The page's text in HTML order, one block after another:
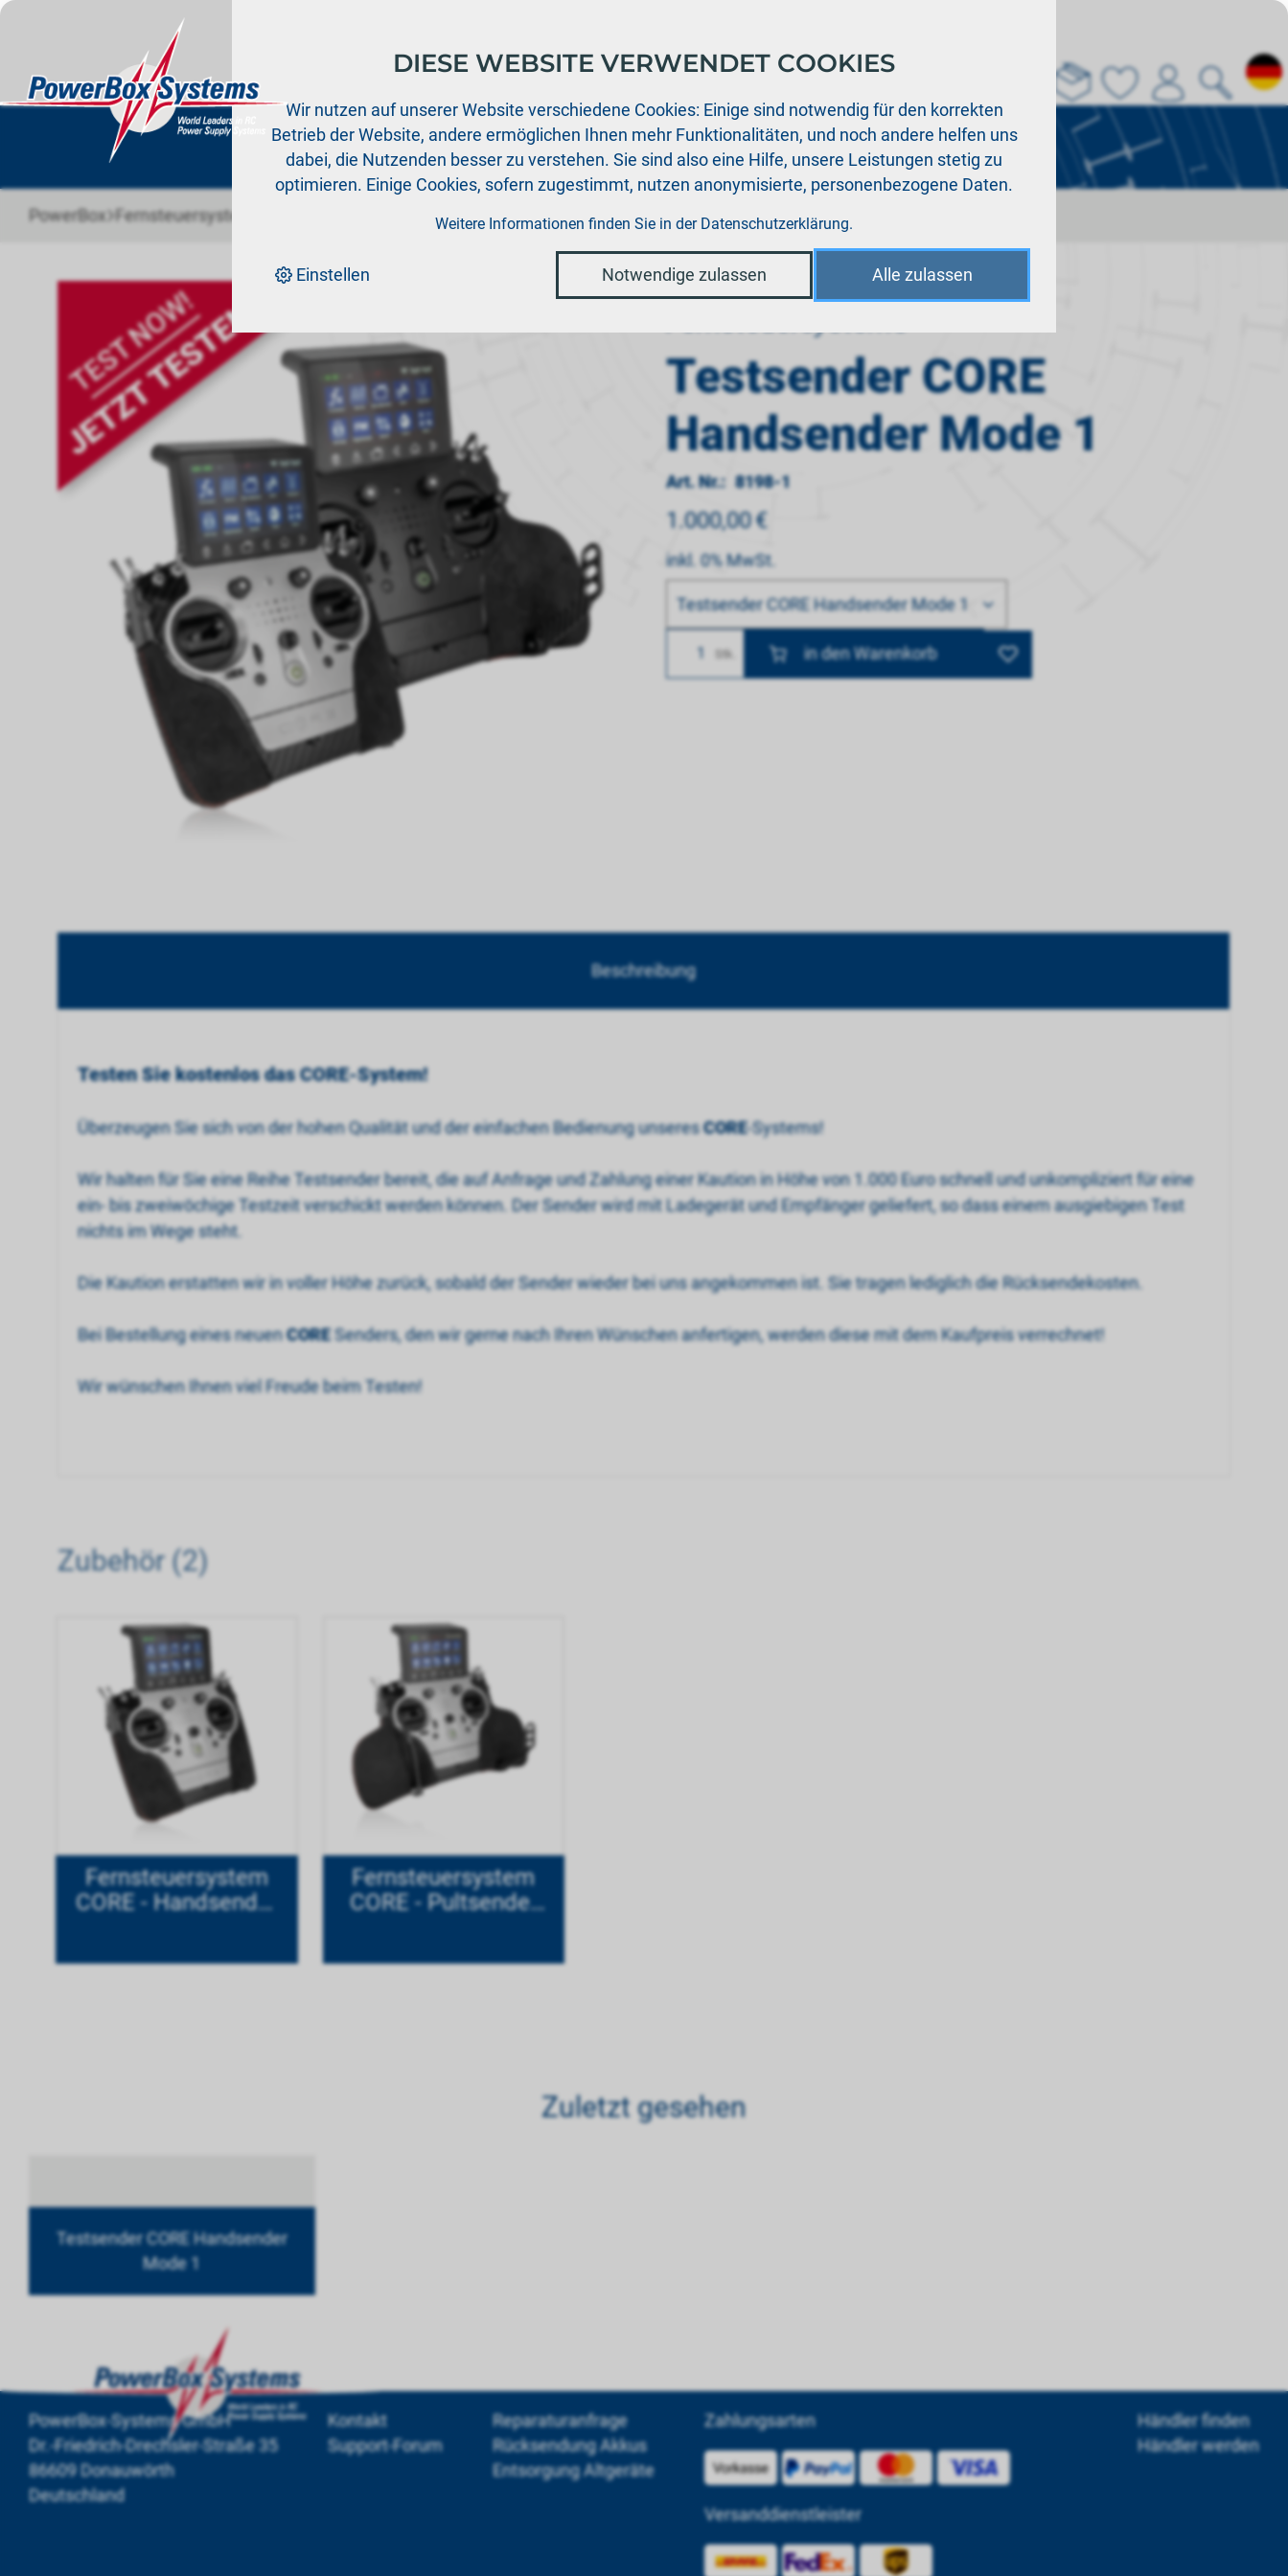
Produkte Support Aktuelles Händler Downloads Über uns
PowerBox›Fernsteuersysteme Testsender CORE Handsender Mode 1
Testsender CORE
Handsender Mode 1
Art. Nr.: 8198-1
1.000,00€
inkl. 0% MwSt.
Testsender CORE Handsender Mode 1
Anzahl Stk.
Beschreibung
Testen Sie kostenlos das CORE-System!
Überzeugen Sie sich von der hohen Qualität und der einfachen Bedienung unseresCORE-Systems!
Wir halten für Sie eine Reihe Testsender bereit, die auf Anfrage und Zahlung einer Kaution in Höhe von 1.000 Euro schnell und unkompliziert für eine
ein- bis zweiwöchige Testzeit verschickt werden können. Der Sender wird mit Ladegerät und Empfänger geliefert, so dass einem ausgiebigen Test
nichts im Wege steht.
Die Kaution erstatten wir in voller Höhe zurück, sobald der Sender wieder bei uns angekommen ist. Sie tragen lediglich die Rücksendekosten.
Bei Bestellung eines neuenCORESenders, den wir gerne nach Ihren Wünschen anfertigen, werden diese mit dem Kaufpreis verrechnet!
Wir wünschen Ihnen viel Freude beim Testen!
Zubehör (2)
Fernsteuersystem
CORE - Handsender
Fernsteuersystem
CORE - Pultsender
Zuletzt gesehen
Testsender CORE Handsender
Mode 1
PowerBox-Systems GmbH
Dr.-Friedrich-Drechsler-Straße 35
86609 Donauwörth
Deutschland
Kontakt
Support-Forum
Reparaturanfrage
Rücksendung Akkus
Entsorgung Altgeräte
Zahlungsarten
Versanddienstleister
Händler finden
Händler werden
DIESE WEBSITE VERWENDET COOKIES
Wir nutzen auf unserer Website verschiedene Cookies: Einige sind notwendig für den korrekten
Betrieb der Website, andere ermöglichen Ihnen mehr Funktionalitäten, und noch andere helfen uns
dabei, die Nutzenden besser zu verstehen. Sie sind also eine Hilfe, unsere Leistungen stetig zu
optimieren. Einige Cookies, sofern zugestimmt, nutzen anonymisierte, personenbezogene Daten.
Weitere Informationen finden Sie in der Datenschutzerklärung.
Einstellen Notwendige zulassen Alle zulassen